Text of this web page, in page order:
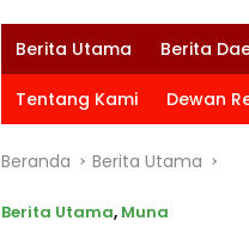
Berita Utama Berita
Tentang Kami Dewan
Beranda Berita Utama
Berita Utama, Muna